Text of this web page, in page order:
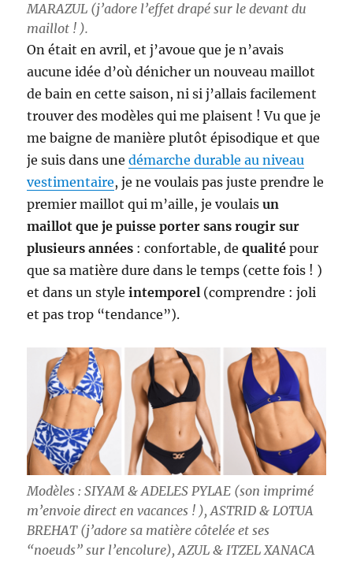
MARAZUL (j’adore l’effet drapé sur le devant du
maillot ! ).
On était en avril, et j’avoue que je n’avais
aucune idée d’où dénicher un nouveau maillot
de bain en cette saison, ni si j’allais facilement
trouver des modèles qui me plaisent ! Vu que je
me baigne de manière plutôt épisodique et que
je suis dans unedémarche durable au niveau
vestimentaire, je ne voulais pas juste prendre le
premier maillot qui m’aille, je voulaisun
maillot que je puisse porter sans rougir sur
plusieurs années : confortable, dequalité pour
que sa matière dure dans le temps (cette fois ! )
et dans un styleintemporel (comprendre : joli
et pas trop “tendance”).
Modèles : SIYAM & ADELES PYLAE (son imprimé
m’envoie direct en vacances ! ), ASTRID & LOTUA
BREHAT (j’adore sa matière côtelée et ses
“noeuds” sur l’encolure), AZUL & ITZEL XANACA